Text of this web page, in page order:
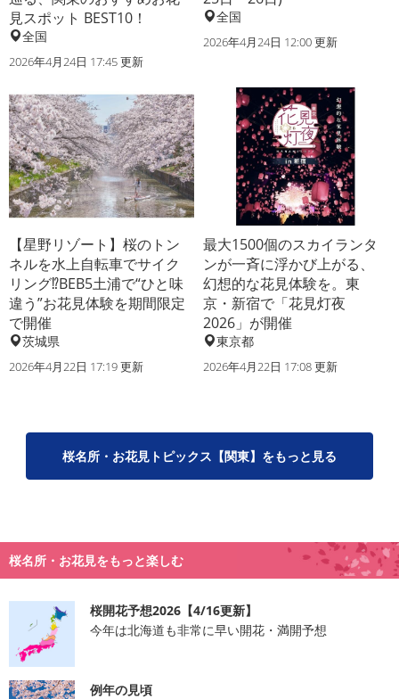
見スポット BEST10！
全国
2026年4月24日 17:45 更新
全国
2026年4月24日 12:00 更新
【星野リゾート】桜のトン
ネルを水上自転車でサイク
リング⁉BEB5土浦で“ひと味
違う”お花見体験を期間限定
で開催
茨城県
2026年4月22日 17:19 更新
最大1500個のスカイランタ
ンが一斉に浮かび上がる、
幻想的な花見体験を。東
京・新宿で「花見灯夜
2026」が開催
東京都
2026年4月22日 17:08 更新
桜名所・お花見トピックス【関東】をもっと見る
桜名所・お花見をもっと楽しむ
桜開花予想2026【4/16更新】
今年は北海道も非常に早い開花・満開予想
例年の見頃